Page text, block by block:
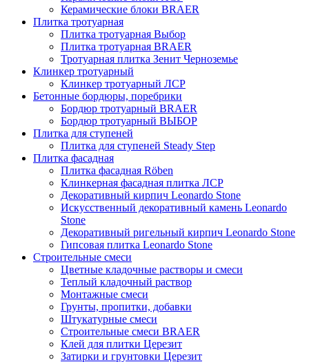
Керамические блоки BRAER
Плитка тротуарная
Плитка тротуарная Выбор
Плитка тротуарная BRAER
Тротуарная плитка Зенит Черноземье
Клинкер тротуарный
Клинкер тротуарный ЛСР
Бетонные бордюры, поребрики
Бордюр тротуарный BRAER
Бордюр тротуарный ВЫБОР
Плитка для ступеней
Плитка для ступеней Steady Step
Плитка фасадная
Плитка фасадная Röben
Клинкерная фасадная плитка ЛСР
Декоративный кирпич Leonardo Stone
Искусственный декоративный камень Leonardo
Stone
Декоративный ригельный кирпич Leonardo Stone
Гипсовая плитка Leonardo Stone
Строительные смеси
Цветные кладочные растворы и смеси
Теплый кладочный раствор
Монтажные смеси
Грунты, пропитки, добавки
Штукатурные смеси
Строительные смеси BRAER
Клей для плитки Церезит
Затирки и грунтовки Церезит